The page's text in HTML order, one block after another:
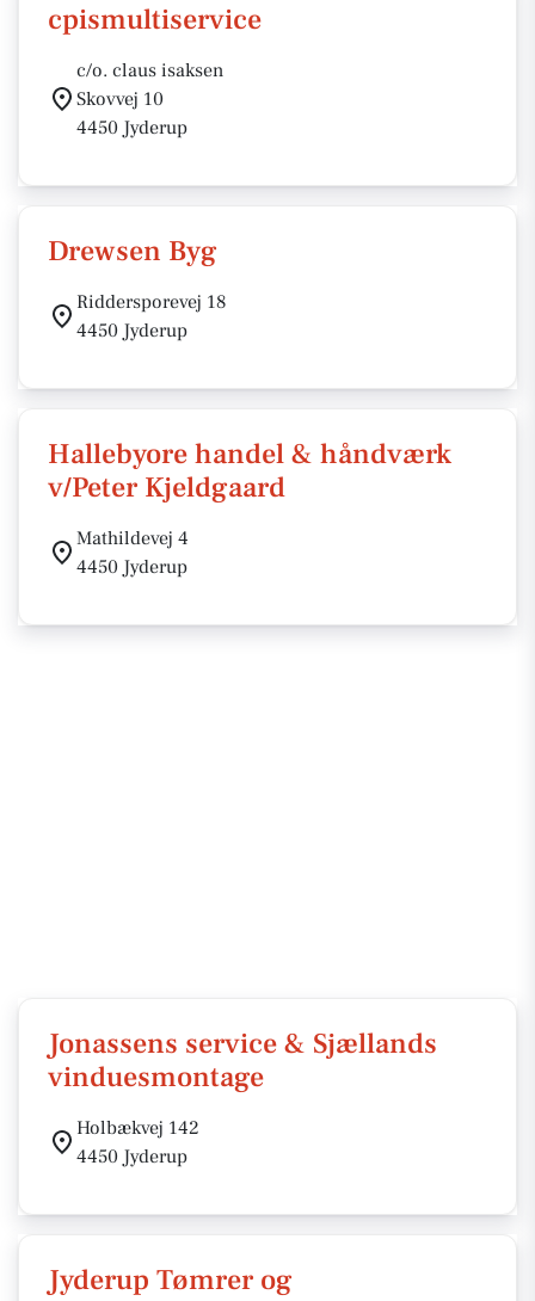
cpismultiservice
c/o. claus isaksen
Skovvej 10
4450 Jyderup
Drewsen Byg
Riddersporevej 18
4450 Jyderup
Hallebyore handel & håndværk
v/Peter Kjeldgaard
Mathildevej 4
4450 Jyderup
Jonassens service & Sjællands
vinduesmontage
Holbækvej 142
4450 Jyderup
Jyderup Tømrer og